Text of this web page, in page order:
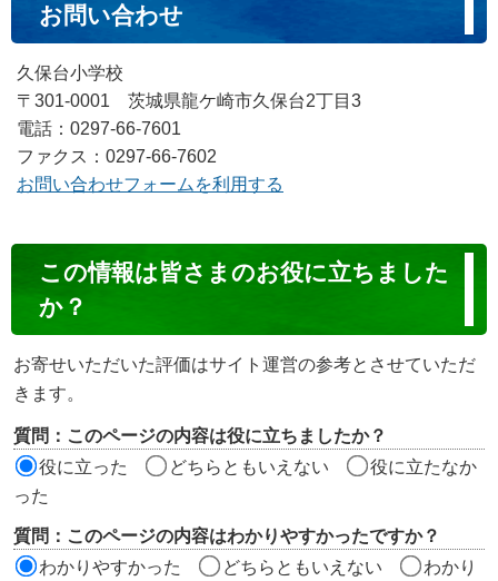
お問い合わせ
久保台小学校
〒301-0001 茨城県龍ケ崎市久保台2丁目3
電話：0297-66-7601
ファクス：0297-66-7602
お問い合わせフォームを利用する
ン
ン
ツ
価
ア
この情報は皆さまのお役に立ちました
か？
お寄せいただいた評価はサイト運営の参考とさせていただ
きます。
質問：このページの内容は役に立ちましたか？
役に立った
どちらともいえない
役に立たなか
った
質問：このページの内容はわかりやすかったですか？
わかりやすかった
どちらともいえない
わかり